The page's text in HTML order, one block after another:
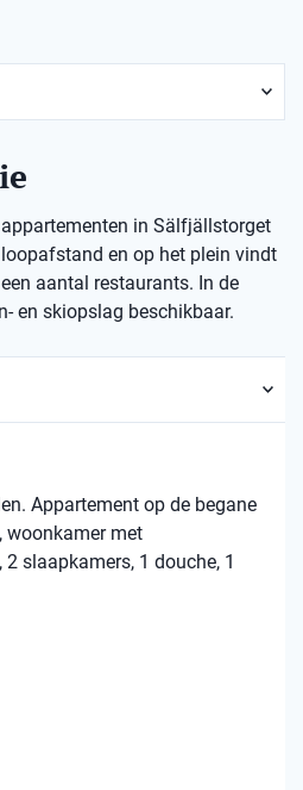
in Sälfjällstorget
en op het plein vindt
aantal restaurants. In de
en skiopslag beschikbaar.
Appartement op de begane
woonkamer met
slaapkamers, 1 douche, 1